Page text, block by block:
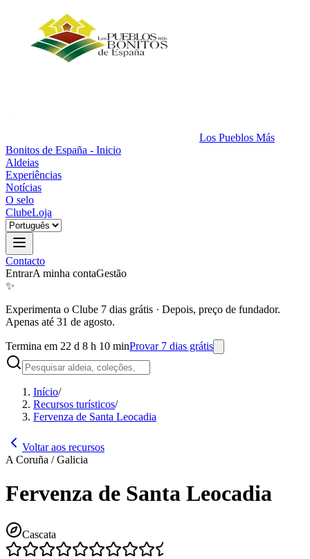
Los Pueblos Más
Bonitos de España - Inicio
Aldeias
Experiências
Notícias
O selo
ClubeLoja
Contacto
EntrarA minha contaGestão
✨
Experimenta o Clube 7 dias grátis · Depois, preço de fundador.
Apenas até 31 de agosto.
Termina em 22 d 8 h 10 minProvar 7 dias grátis
Início/
Recursos turísticos/
Fervenza de Santa Leocadia
Voltar aos recursos
A Coruña / Galicia
Fervenza de Santa Leocadia
Cascata